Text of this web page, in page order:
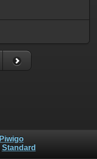
Piwigo
Standard